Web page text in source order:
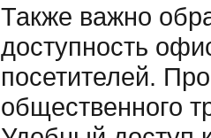
Также важно
доступность
посетителей.
общественного